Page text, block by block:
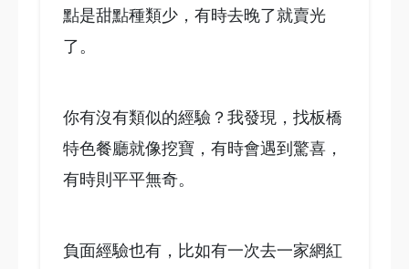
點是甜點種類少，有時去晚了就賣光
了。
你有沒有類似的經驗？我發現，找板橋
特色餐廳就像挖寶，有時會遇到驚喜，
有時則平平無奇。
負面經驗也有，比如有一次去一家網紅